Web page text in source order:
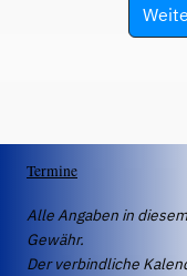
Termine
Alle Angaben in
Gewähr.
Der verbindliche